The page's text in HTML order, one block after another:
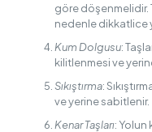
göre döşenmelidir.
nedenle dikkatlice
Kum Dolgusu:
kilitlenmesi ve
Sıkıştırma:
ve yerine sabitlenir.
Kenar Taşları: Yolun